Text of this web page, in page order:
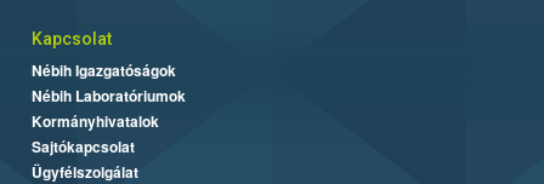
Kapcsolat
Nébih Igazgatóságok
Nébih Laboratóriumok
Kormányhivatalok
Sajtókapcsolat
Ügyfélszolgálat